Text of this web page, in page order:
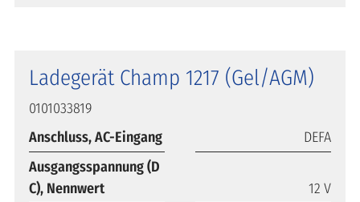
Ladegerät Champ 1217 (Gel/AGM)
0101033819
Anschluss, AC-Eingang
DEFA
Ausgangsspannung (D
C), Nennwert
12 V